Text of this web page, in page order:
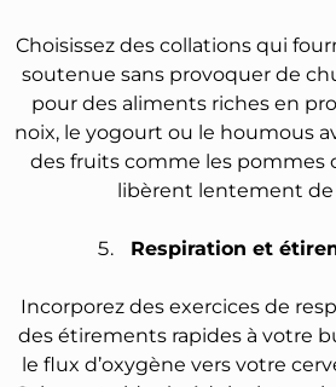
Choisissez des collations qui
soutenue sans provoquer de
pour des aliments riches en
noix, le yogourt ou le houmous
des fruits comme les pommes
libèrent lentement de
Respiration et
Incorporez des exercices de
des étirements rapides à votre
le flux d’oxygène vers votre